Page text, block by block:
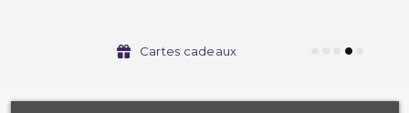
Cartes cadeaux